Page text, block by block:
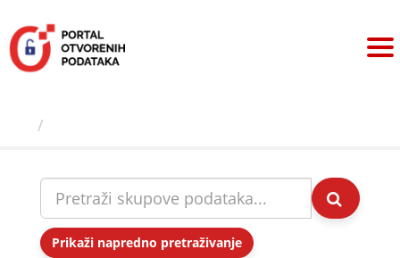
sadržaj
Prikaži napredno pretraživanje